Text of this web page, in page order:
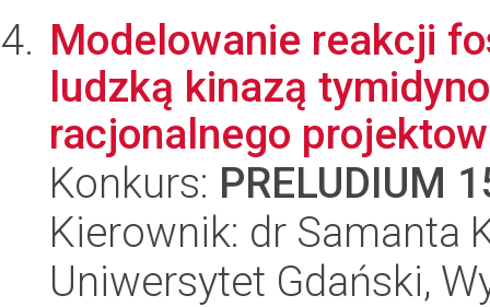
Modelowanie reakcji
ludzką kinazą
racjonalnego
Konkurs: PRELUDIUM
Kierownik: dr Samanta
Uniwersytet Gdański,